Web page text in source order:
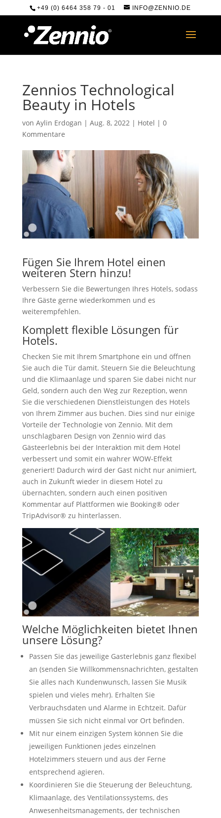
+49 (0) 6464 358 79 - 01 INFO@ZENNIO.DE
Zennios Technological
Beauty in Hotels
von Aylin Erdogan | Aug. 8, 2022| Hotel | 0
Kommentare
Fügen Sie Ihrem Hotel einen
weiteren Stern hinzu!
Verbessern Sie die Bewertungen Ihres Hotels, sodass
Ihre Gäste gerne wiederkommen und es
weiterempfehlen.
Komplett flexible Lösungen für
Hotels.
Checken Sie mit Ihrem Smartphone ein und öffnen
Sie auch die Tür damit. Steuern Sie die Beleuchtung
und die Klimaanlage und sparen Sie dabei nicht nur
Geld, sondern auch den Weg zur Rezeption, wenn
Sie die verschiedenen Dienstleistungen des Hotels
von Ihrem Zimmer aus buchen. Dies sind nur einige
Vorteile der Technologie von Zennio. Mit dem
unschlagbaren Design von Zennio wird das
Gästeerlebnis bei der Interaktion mit dem Hotel
verbessert und somit ein wahrer WOW-Effekt
generiert! Dadurch wird der Gast nicht nur animiert,
auch in Zukunft wieder in diesem Hotel zu
übernachten, sondern auch einen positiven
Kommentar auf Plattformen wie Booking® oder
TripAdvisor® zu hinterlassen.
Welche Möglichkeiten bietet Ihnen
unsere Lösung?
Passen Sie das jeweilige Gasterlebnis ganz flexibel
an (senden Sie Willkommensnachrichten, gestalten
Sie alles nach Kundenwunsch, lassen Sie Musik
spielen und vieles mehr). Erhalten Sie
Verbrauchsdaten und Alarme in Echtzeit. Dafür
müssen Sie sich nicht einmal vor Ort befinden.
Mit nur einem einzigen System können Sie die
jeweiligen Funktionen jedes einzelnen
Hotelzimmers steuern und aus der Ferne
entsprechend agieren.
Koordinieren Sie die Steuerung der Beleuchtung,
Klimaanlage, des Ventilationssystems, des
Anwesenheitsmanagements, der technischen